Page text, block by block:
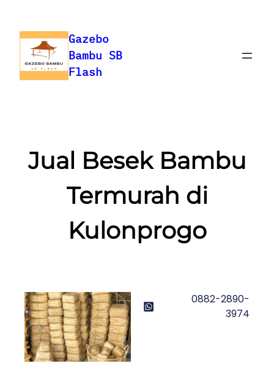
Gazebo
Bambu SB
Flash
Jual Besek Bambu
Termurah di
Kulonprogo
0882-2890-
3974